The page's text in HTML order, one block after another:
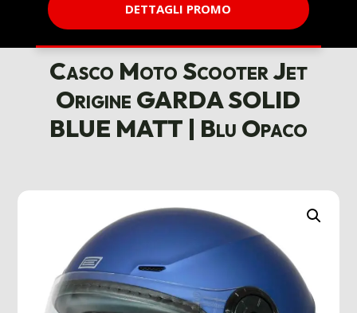
DETTAGLI PROMO
Casco Moto Scooter Jet
Origine GARDA SOLID
BLUE MATT | Blu Opaco